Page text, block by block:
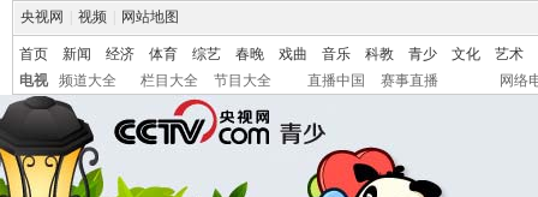
央视网 视频 网站地图
首页 新闻 经济 体育 综艺 春晚 戏曲 音乐 科教 青少 文化
艺术
电视
频道大全 栏目大全 节目大全 直播中国 赛事直播 网络